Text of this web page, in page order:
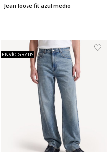
Jean loose fit azul medio
ENVÍO GRATIS